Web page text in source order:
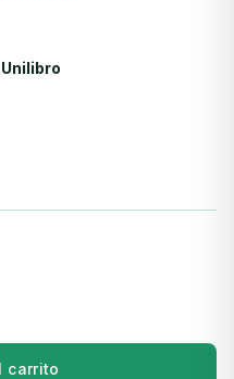
Unilibro
carrito